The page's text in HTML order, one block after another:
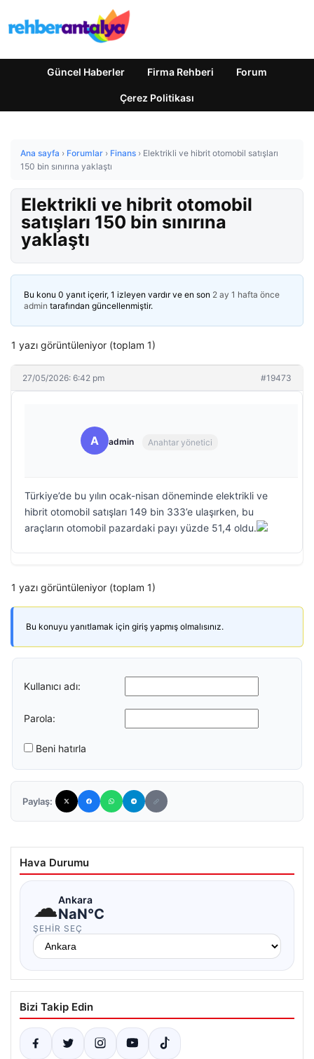
Güncel Haberler Firma Rehberi Forum
Çerez Politikası
Ana sayfa › Forumlar › Finans › Elektrikli ve hibrit otomobil satışları
150 bin sınırına yaklaştı
Elektrikli ve hibrit otomobil
satışları 150 bin sınırına
yaklaştı
Bu konu 0 yanıt içerir, 1 izleyen vardır ve en son 2 ay 1 hafta önce
admin tarafından güncellenmiştir.
1 yazı görüntüleniyor (toplam 1)
27/05/2026: 6:42 pm #19473
A admin Anahtar yönetici
Türkiye’de bu yılın ocak-nisan döneminde elektrikli ve
hibrit otomobil satışları 149 bin 333’e ulaşırken, bu
araçların otomobil pazardaki payı yüzde 51,4 oldu.
1 yazı görüntüleniyor (toplam 1)
Bu konuyu yanıtlamak için giriş yapmış olmalısınız.
Kullanıcı adı:
Parola:
Beni hatırla
Paylaş:
Hava Durumu
☁Ankara
NaN°C
ŞEHIR SEÇ
Bizi Takip Edin